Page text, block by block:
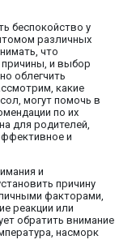
беспокойство у
различных
что
причины, и выбор
облегчить
какие
могут помочь в
по их
для родителей,
и
и
причину
факторами,
реакции или
обратить внимание
насморк